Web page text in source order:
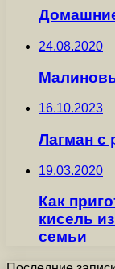
24.08.2020
16.10.2023
Лагман с
19.03.2020
Как
кисель
семьи